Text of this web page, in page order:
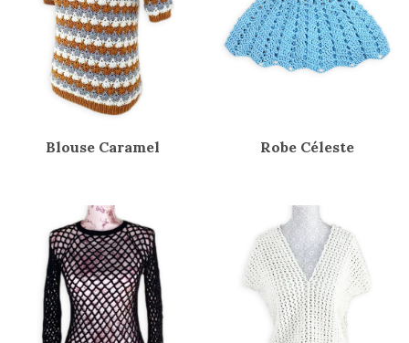
Blouse Caramel Robe Céleste